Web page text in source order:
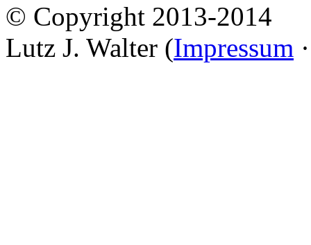
© Copyright 2013-2014
Lutz J. Walter (Impressum